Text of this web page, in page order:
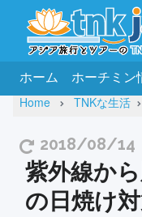
ホーム ホーチミン
Home TNKな生活
2018/08/14
紫外線か
の日焼け